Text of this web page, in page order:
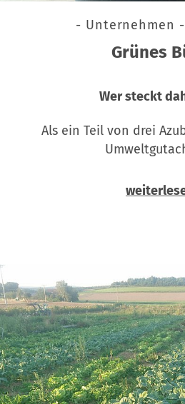
- Unternehmen
Grünes
Wer steckt
Als ein Teil von drei